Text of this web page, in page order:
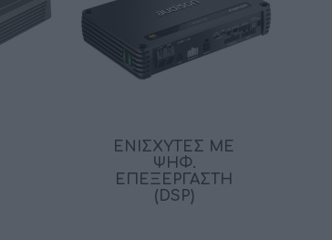
ΕΝΙΣΧΥΤΈΣ ΜΕ
ΨΗΦ.
ΕΠΕΞΕΡΓΑΣΤΉ
(DSP)